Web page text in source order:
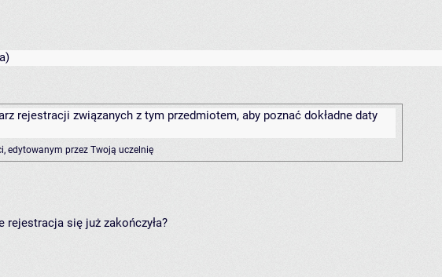
rejestracji związanych z tym przedmiotem, aby poznać dokładne daty
edytowanym przez Twoją uczelnię
się już zakończyła?